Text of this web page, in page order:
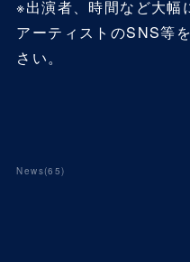
※出演者、時間など大幅
アーティストのSNS等
さい。
News(65)